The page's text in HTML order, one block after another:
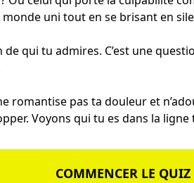
uni tout en se brisant en
de qui tu admires. C’est une
romantise pas ta douleur et
Voyons qui tu es dans la
COMMENCER LE QUIZ